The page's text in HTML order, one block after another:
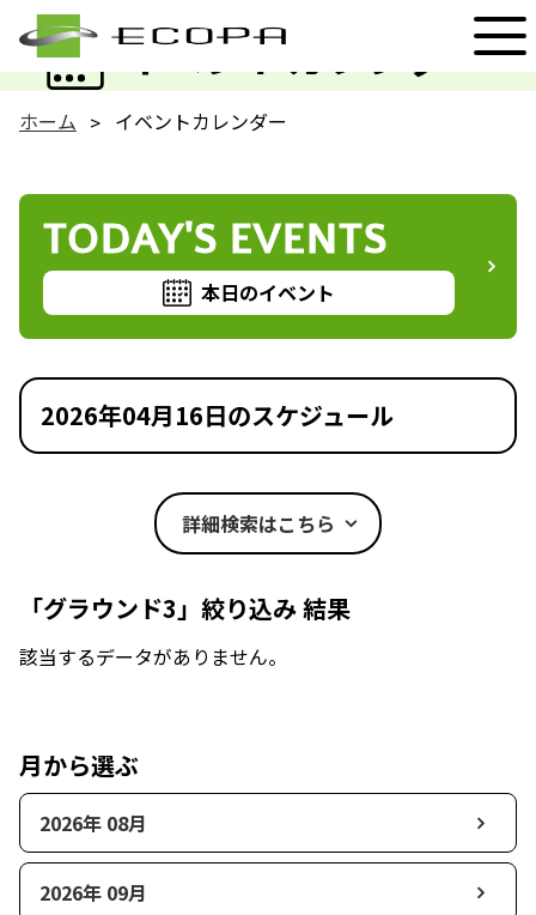
イベントカレンダー
EVENT
ホーム イベントカレンダー
TODAY'S EVENTS
本日のイベント
2026年04月16日のスケジュール
詳細検索はこちら
「グラウンド3」絞り込み 結果
該当するデータがありません。
月から選ぶ
2026年 08月
2026年 09月